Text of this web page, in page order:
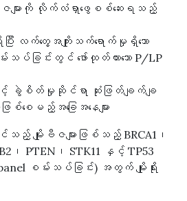
ဇများကို လိုက်လံရှာဖွေစစ်ဆေးရသည့်
း လက်တွေ့အကျိုးသက်ရောက်မှုရှိသော
သပ်ခြင်းတွင် ဖော်ထုတ်ထားသော P/LP
င့် ခွဲစိတ်မှုဆိုင်ရာ ဆုံးဖြတ်ချက်ချ
စေမည့်အခြေအနေများ
ည့် မျိုးဗီဇများဖြစ်သည့် BRCA1၊
၊ PTEN၊ STK11 နှင့် TP53
စမ်းသပ်ခြင်း) အတွက် မျိုးရိုး